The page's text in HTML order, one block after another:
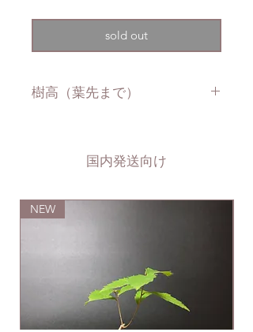
sold out
樹高（葉先まで）
国内発送向け
NEW